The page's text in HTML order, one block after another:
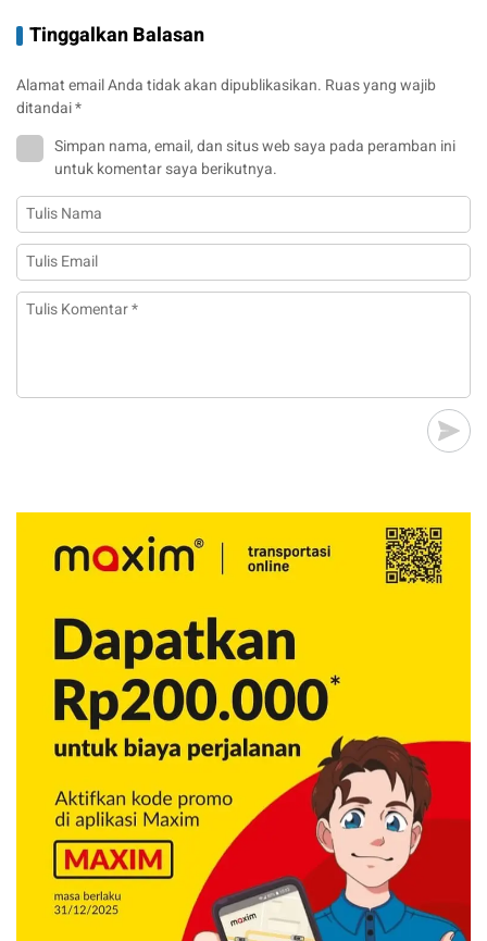
Tinggalkan Balasan
Alamat email Anda tidak akan dipublikasikan. Ruas yang wajib
ditandai*
Simpan nama, email, dan situs web saya pada peramban ini
untuk komentar saya berikutnya.